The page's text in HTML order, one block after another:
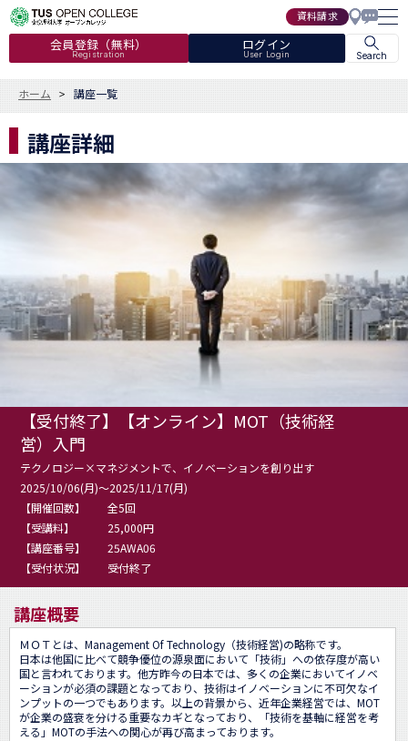
資料請求
会員登録（無料）
Registration
ログイン
User Login Search
ホーム 講座一覧
講座詳細
【受付終了】【オンライン】MOT（技術経
営）入門
テクノロジー×マネジメントで、イノベーションを創り出す
2025/10/06(月)～2025/11/17(月)
【開催回数】
全5回
【受講料】
25,000円
【講座番号】
25AWA06
【受付状況】
受付終了
講座概要
ＭＯＴとは、Management Of Technology（技術経営)の略称です。
日本は他国に比べて競争優位の源泉面において「技術」への依存度が高い
国と言われております。他方昨今の日本では、多くの企業においてイノベ
ーションが必須の課題となっており、技術はイノベーションに不可欠なイ
ンプットの一つでもあります。以上の背景から、近年企業経営では、MOT
が企業の盛衰を分ける重要なカギとなっており、「技術を基軸に経営を考
える」MOTの手法への関心が再び高まっております。